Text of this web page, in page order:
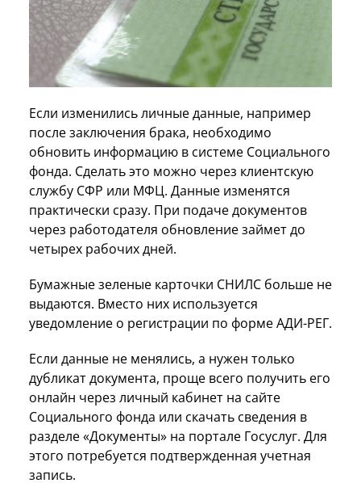
Если изменились личные данные, например
после заключения брака, необходимо
обновить информацию в системе Социального
фонда. Сделать это можно через клиентскую
службу СФР или МФЦ. Данные изменятся
практически сразу. При подаче документов
через работодателя обновление займет до
четырех рабочих дней.
Бумажные зеленые карточки СНИЛС больше не
выдаются. Вместо них используется
уведомление о регистрации по форме АДИ-РЕГ.
Если данные не менялись, а нужен только
дубликат документа, проще всего получить его
онлайн через личный кабинет на сайте
Социального фонда или скачать сведения в
разделе «Документы» на портале Госуслуг. Для
этого потребуется подтвержденная учетная
запись.